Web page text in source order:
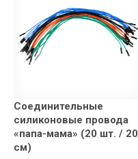
Соединительные
силиконовые провода
«папа-мама» (20 шт. / 20
см)